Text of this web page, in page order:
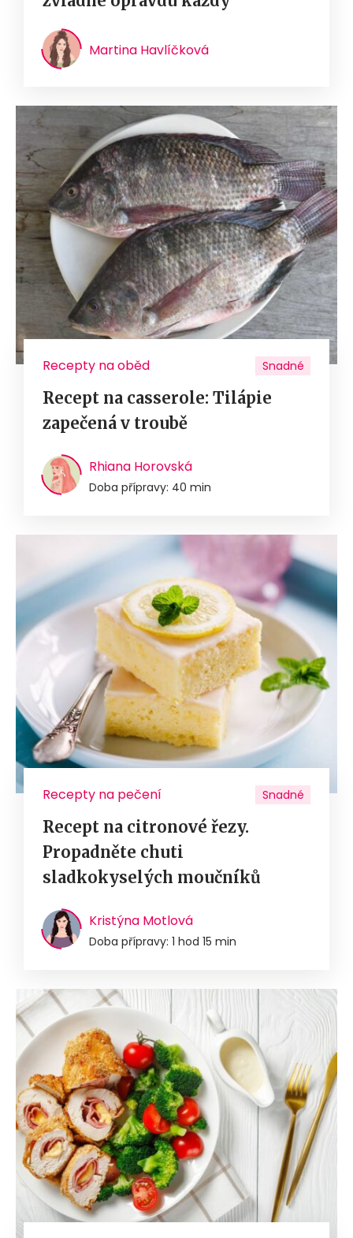
Martina Havlíčková
Recepty na oběd Snadné
Recept na casserole: Tilápie
zapečená v troubě
Rhiana Horovská
Doba přípravy: 40 min
Recepty na pečení Snadné
Recept na citronové řezy.
Propadněte chuti
sladkokyselých moučníků
Kristýna Motlová
Doba přípravy: 1 hod 15 min